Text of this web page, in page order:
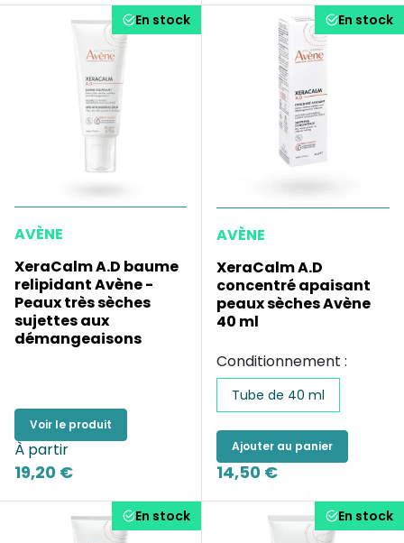
En stock
AVÈNE
XeraCalm A.D baume
relipidant Avène -
Peaux très sèches
sujettes aux
démangeaisons
Voir le produit
À partir
19,20 €
En stock
AVÈNE
XeraCalm A.D
concentré apaisant
peaux sèches Avène
40 ml
Conditionnement :
Tube de 40 ml
Ajouter au panier
14,50 €
En stock En stock